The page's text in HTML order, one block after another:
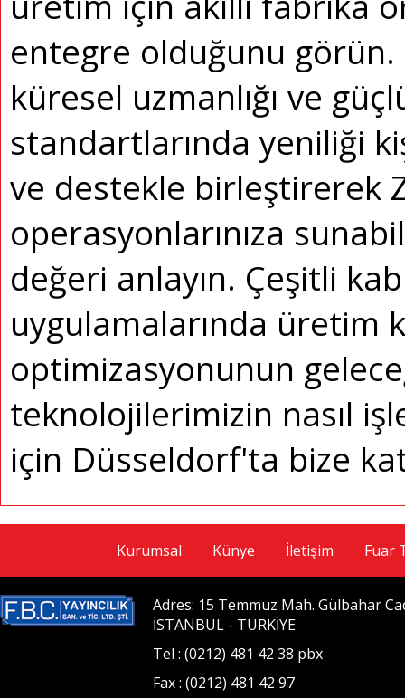
entegre olduğunu görün.
küresel uzmanlığı ve
standartlarında yeniliği
ve destekle birleştirerek
operasyonlarınıza
değeri anlayın. Çeşitli
uygulamalarında üretim
optimizasyonunun
teknolojilerimizin nasıl
için Düsseldorf'ta bize
Kurumsal Künye İletişim Fuar
Adres: 15 Temmuz Mah. Gülbahar
İSTANBUL - TÜRKİYE
Tel : (0212) 481 42 38 pbx
Fax : (0212) 481 42 97